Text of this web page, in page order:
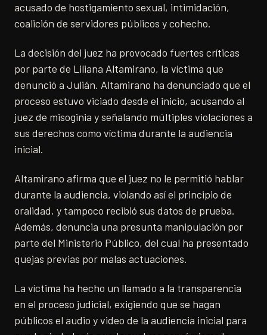
acusado de hostigamiento sexual, intimidación,
coalición de servidores públicos y cohecho.
La decisión del juez ha provocado fuertes críticas
por parte de Liliana Altamirano, la víctima que
denunció a Julián. Altamirano ha denunciado que el
proceso estuvo viciado desde el inicio, acusando al
juez de misoginia y señalando múltiples violaciones a
sus derechos como víctima durante la audiencia
inicial.
Altamirano afirma que el juez no le permitió hablar
durante la audiencia, violando así el principio de
oralidad, y tampoco recibió sus datos de prueba.
Además, denuncia una presunta manipulación por
parte del Ministerio Público, del cual ha presentado
quejas previas por malas actuaciones.
La víctima ha hecho un llamado a la transparencia
en el proceso judicial, exigiendo que se hagan
públicos el audio y video de la audiencia inicial para